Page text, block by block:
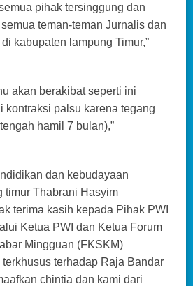
pihak tersinggung dan
teman-teman Jurnalis dan
kabupaten lampung Timur,”
akan berakibat seperti ini
kontraksi palsu karena tegang
hamil 7 bulan),”
dan kebudayaan
timur Thabrani Hasyim
terima kasih kepada Pihak PWI
Ketua PWI dan Ketua Forum
Mingguan (FKSKM)
terkhusus terhadap Raja Bandar
chintia dan kami dari